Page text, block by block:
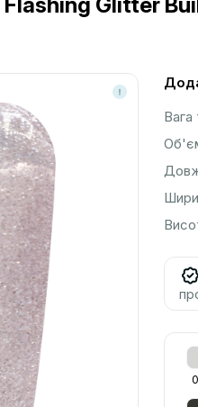
Вага